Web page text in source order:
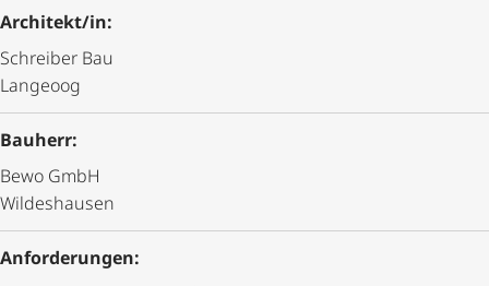
Architekt/in:
Schreiber Bau
Langeoog
Bauherr:
Bewo GmbH
Wildeshausen
Anforderungen: